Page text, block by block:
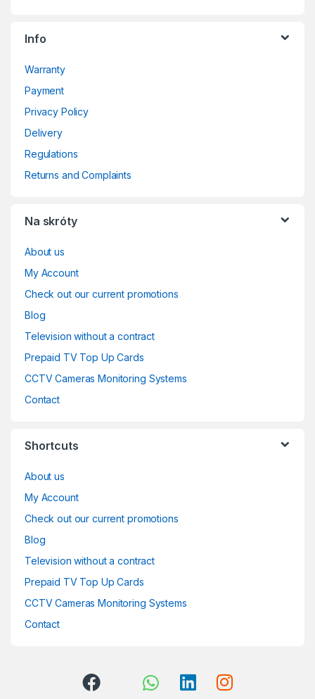
Info
Warranty
Payment
Privacy Policy
Delivery
Regulations
Returns and Complaints
Na skróty
About us
My Account
Check out our current promotions
Blog
Television without a contract
Prepaid TV Top Up Cards
CCTV Cameras Monitoring Systems
Contact
Shortcuts
About us
My Account
Check out our current promotions
Blog
Television without a contract
Prepaid TV Top Up Cards
CCTV Cameras Monitoring Systems
Contact